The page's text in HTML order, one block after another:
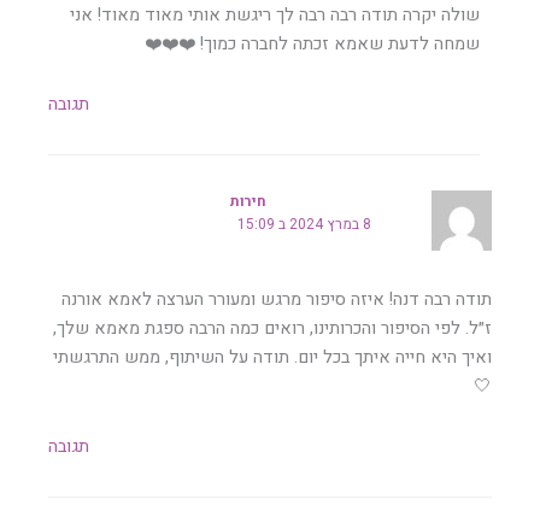
שולה יקרה תודה רבה רבה לך ריגשת אותי מאוד מאוד! אני
שמחה לדעת שאמא זכתה לחברה כמוך! ❤️❤️❤️
תגובה
חירות
8 במרץ 2024 ב 15:09
תודה רבה דנה! איזה סיפור מרגש ומעורר הערצה לאמא אורנה
ז״ל. לפי הסיפור והכרותינו, רואים כמה הרבה ספגת מאמא שלך,
ואיך היא חייה איתך בכל יום. תודה על השיתוף, ממש התרגשתי
🤍
תגובה